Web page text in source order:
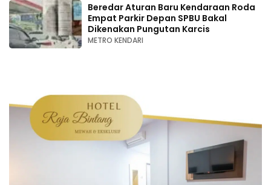
Beredar Aturan Baru Kendaraan Roda
Empat Parkir Depan SPBU Bakal
Dikenakan Pungutan Karcis
METRO KENDARI